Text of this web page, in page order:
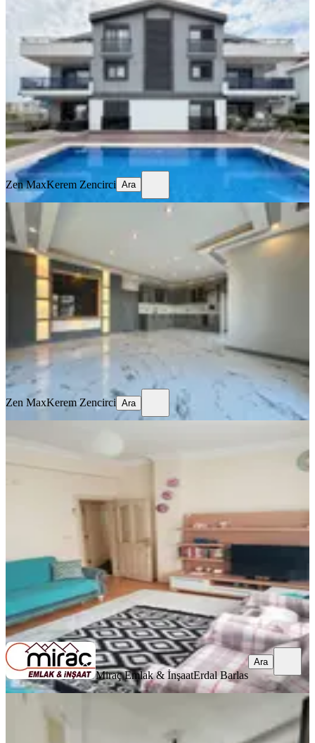
Ilıcada 2+1 Havuzlu Yerden Isıtmalı
Ultralüks Eşyalı Satılık
Manavgat, Ilıca Mahallesi
2+1
·110 m² Bahçe katı 20.06.2026
8.350.000 ₺
Zen MaxKerem Zencirci
Ara
Zen MaxKerem Zencirci Ara
ÖNE ÇIKAN
Sorgunda Ultralüx 3+1 Villa Dairesi /
Yerden Isıtmalı / Havuzlu
Manavgat, Sorgun Mahallesi
3+1· 130 m² ·Yüksek giriş·08.05.2026
13.490.000 ₺
Zen MaxKerem Zencirci
Zen MaxKerem Zencirci Ara
Önü Açık Daire
Manavgat, Kavaklı Mahallesi
2+1
120 m² 2. Kat
4.750.000 ₺
Miraç Emlak & İnşaatErdal Barlas
Ara
Miraç Emlak & İnşaatErdal Barlas
Ara
YENİ
Yayla Mahallesinde 2+1 Asansörlü ,
Geniş Ve Ferah Daire